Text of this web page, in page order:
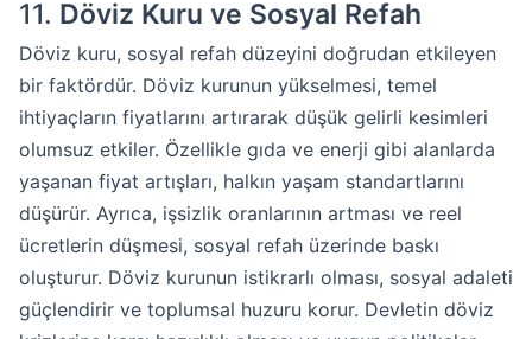
11. Döviz Kuru ve Sosyal Refah
Döviz kuru, sosyal refah düzeyini doğrudan etkileyen
bir faktördür. Döviz kurunun yükselmesi, temel
ihtiyaçların fiyatlarını artırarak düşük gelirli kesimleri
olumsuz etkiler. Özellikle gıda ve enerji gibi alanlarda
yaşanan fiyat artışları, halkın yaşam standartlarını
düşürür. Ayrıca, işsizlik oranlarının artması ve reel
ücretlerin düşmesi, sosyal refah üzerinde baskı
oluşturur. Döviz kurunun istikrarlı olması, sosyal adaleti
güçlendirir ve toplumsal huzuru korur. Devletin döviz